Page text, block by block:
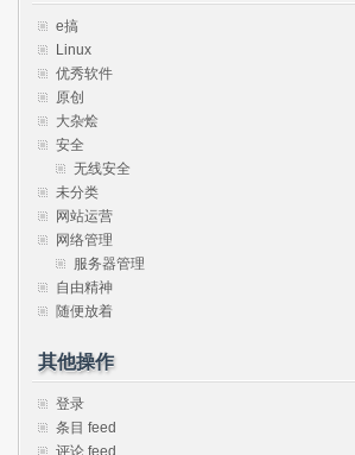
e搞
Linux
优秀软件
原创
大杂烩
安全
无线安全
未分类
网站运营
网络管理
服务器管理
自由精神
随便放着
其他操作
登录
条目 feed
评论 feed